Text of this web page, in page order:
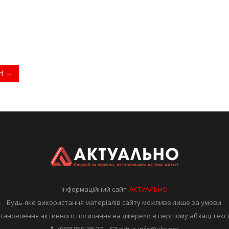
→
Інформаційний сайтАКТУАЛЬНО
Будь-яке використання матеріалів сайту можливе лише за умови
активного посилання на джерело в першому абзаці